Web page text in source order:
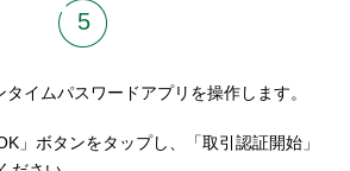
5
イムパスワードアプリを操作します。
」ボタンをタップし、「取引認証開始」